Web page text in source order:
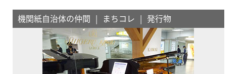
機関紙自治体の仲間 まちコレ 発行物